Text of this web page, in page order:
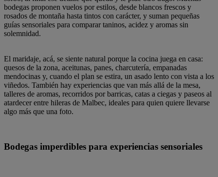
bodegas proponen vuelos por estilos, desde blancos frescos y
rosados de montaña hasta tintos con carácter, y suman pequeñas
guías sensoriales para comparar taninos, acidez y aromas sin
solemnidad.
El maridaje, acá, se siente natural porque la cocina juega en casa:
quesos de la zona, aceitunas, panes, charcutería, empanadas
mendocinas y, cuando el plan se estira, un asado lento con vista a los
viñedos. También hay experiencias que van más allá de la mesa,
talleres de aromas, recorridos por barricas, catas a ciegas y paseos al
atardecer entre hileras de Malbec, ideales para quien quiere llevarse
algo más que una foto.
Bodegas imperdibles para experiencias sensoriales